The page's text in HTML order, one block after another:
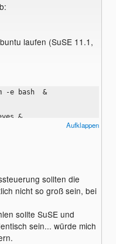
laufen (SuSE 11.1,
-e bash  &
&
der OP beschreibt).
startproc?
Aufklappen
sollten die
nicht so groß sein, bei
sollte SuSE und
sein... würde mich